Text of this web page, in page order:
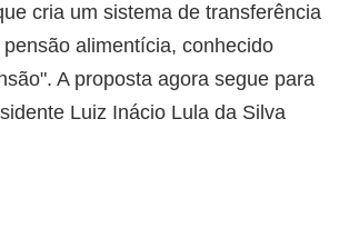
cria um sistema de transferência
alimentícia, conhecido
A proposta agora segue para
Luiz Inácio Lula da Silva